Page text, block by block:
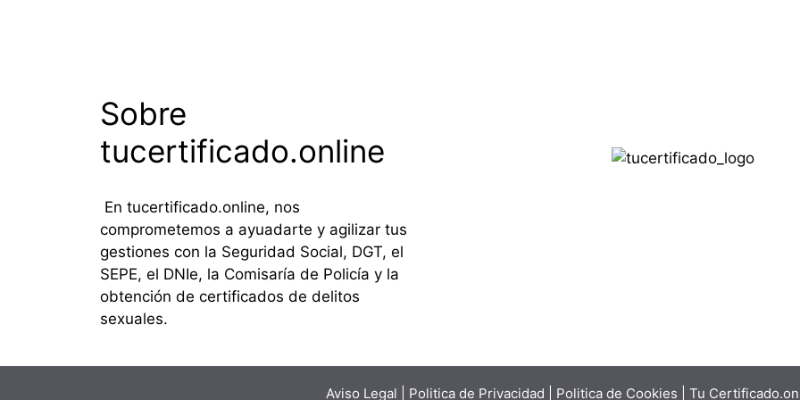
Sobre
tucertificado.online
En tucertificado.online, nos
comprometemos a ayuadarte y agilizar tus
gestiones con la Seguridad Social, DGT, el
SEPE, el DNIe, la Comisaría de Policía y la
obtención de certificados de delitos
sexuales.
Aviso Legal Politica de Privacidad Politica de Cookies | Tu